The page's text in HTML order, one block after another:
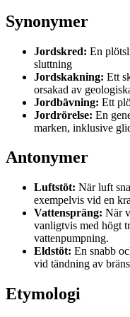
Synonymer
Jordskred: En
sluttning
Jordskakning: Ett
orsakad av
Jordbävning: Ett
Jordrörelse: En
marken, inklusive
Antonymer
Luftstöt: När luft
exempelvis vid en
Vattenspräng: När
vanligtvis med högt
vattenpumpning.
Eldstöt: En snabb
vid tändning av
Etymologi